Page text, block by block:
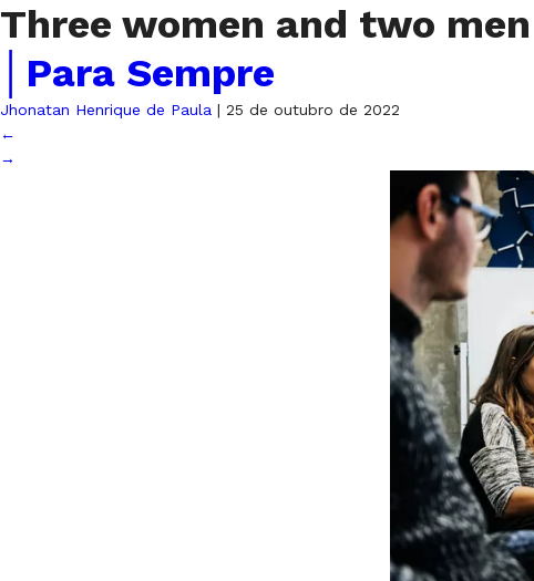
Three women and two
│Para Sempre
Jhonatan Henrique de Paula | 25 de outubro de 2022
←
→